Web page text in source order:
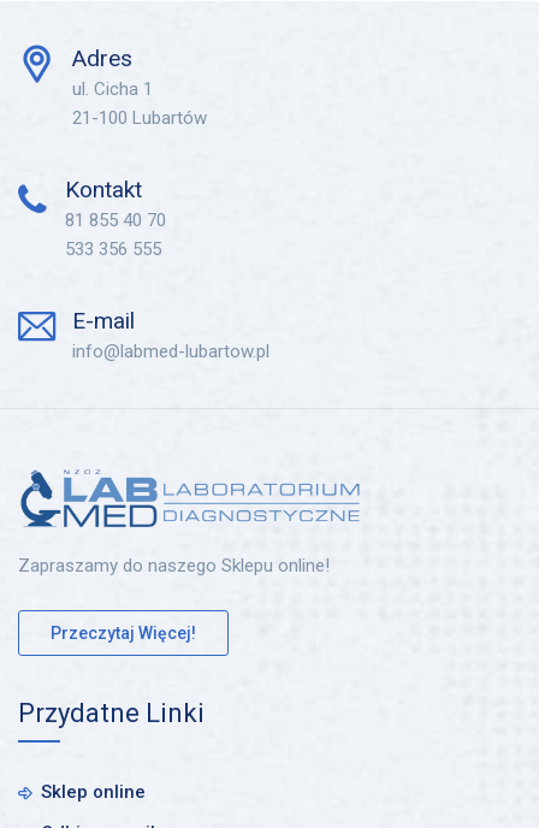
Adres
ul. Cicha 1
21-100 Lubartów
Kontakt
81 855 40 70
533 356 555
E-mail
info@labmed-lubartow.pl
Zapraszamy do naszego Sklepu online!
Przeczytaj Więcej!
Przydatne Linki
Sklep online